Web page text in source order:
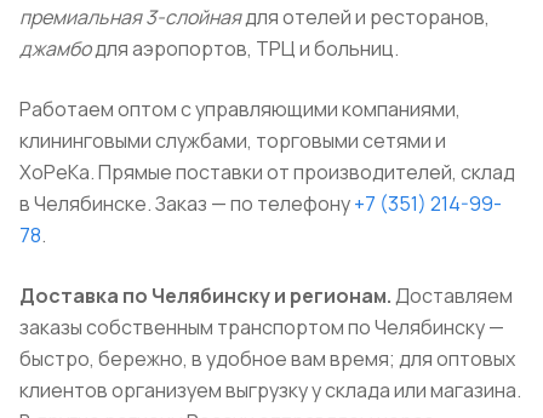
премиальная 3-слойнаядля отелей и ресторанов,
джамбодля аэропортов, ТРЦ и больниц.
Работаем оптом с управляющими компаниями,
клининговыми службами, торговыми сетями и
ХоРеКа. Прямые поставки от производителей, склад
в Челябинске. Заказ — по телефону+7 (351) 214-99-
78.
Доставка по Челябинску и регионам.Доставляем
заказы собственным транспортом по Челябинску —
быстро, бережно, в удобное вам время; для оптовых
клиентов организуем выгрузку у склада или магазина.